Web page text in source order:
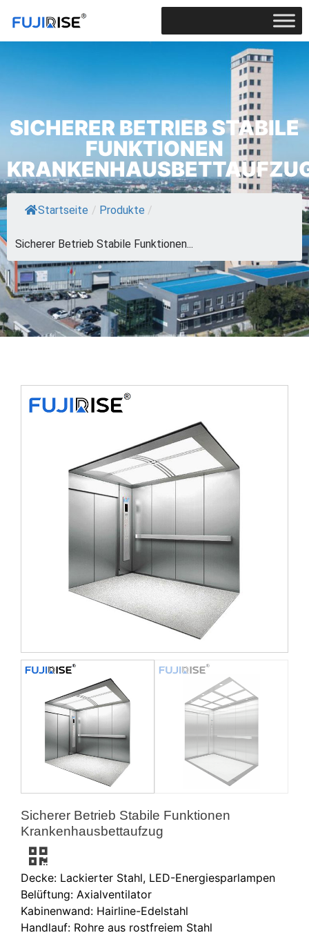
SICHERER BETRIEB STABILE
FUNKTIONEN
Startseite / Produkte /
Sicherer Betrieb Stabile Funktionen...
Sicherer Betrieb Stabile Funktionen
Krankenhausbettaufzug
Decke: Lackierter Stahl, LED-Energiesparlampen
Belüftung: Axialventilator
Kabinenwand: Hairline-Edelstahl
Handlauf: Rohre aus rostfreiem Stahl